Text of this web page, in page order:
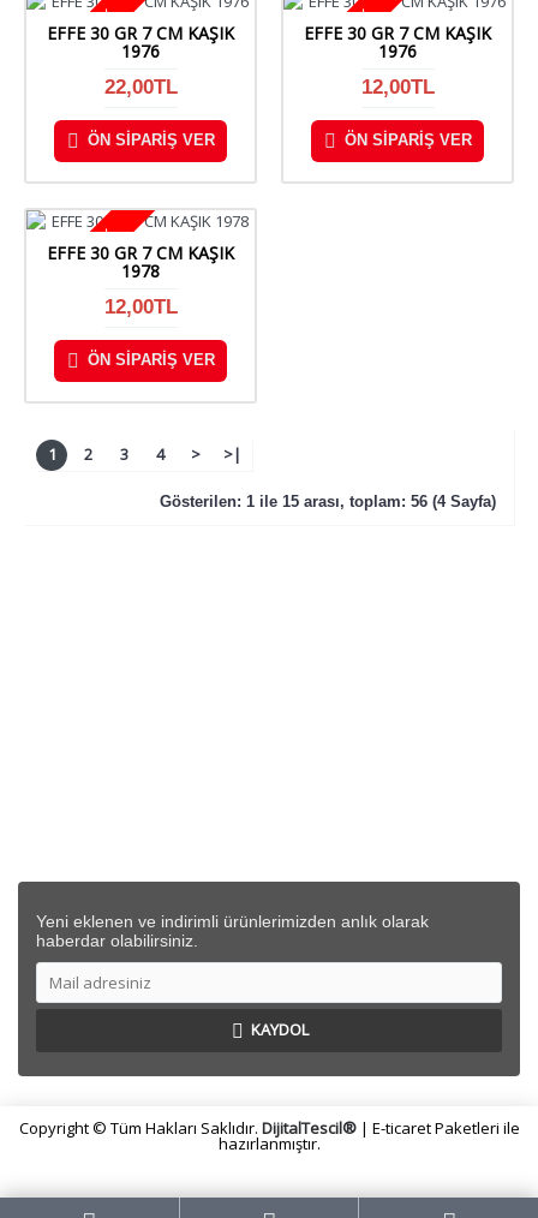
STOKTA YOK
EFFE 30 GR 7 CM KAŞIK
1976
22,00TL
ÖN SIPARIŞ VER
STOKTA YOK
EFFE 30 GR 7 CM KAŞIK
1976
12,00TL
ÖN SIPARIŞ VER
STOKTA YOK
EFFE 30 GR 7 CM KAŞIK
1978
12,00TL
ÖN SIPARIŞ VER
1 2 3 4 > >|
Gösterilen: 1 ile 15 arası, toplam: 56 (4 Sayfa)
Yeni eklenen ve indirimli ürünlerimizden anlık olarak
haberdar olabilirsiniz.
KAYDOL
Copyright © Tüm Hakları Saklıdır. DijitalTescil®| E-ticaret Paketleri ile
hazırlanmıştır.